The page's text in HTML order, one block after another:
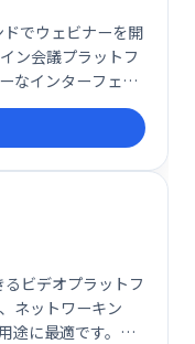
でウェビナーを開
ン会議プラットフ
なインターフェー
ィブなセッション
、ウェビナー運営
ビデオプラットフ
ネットワーキン
途に最適です。気